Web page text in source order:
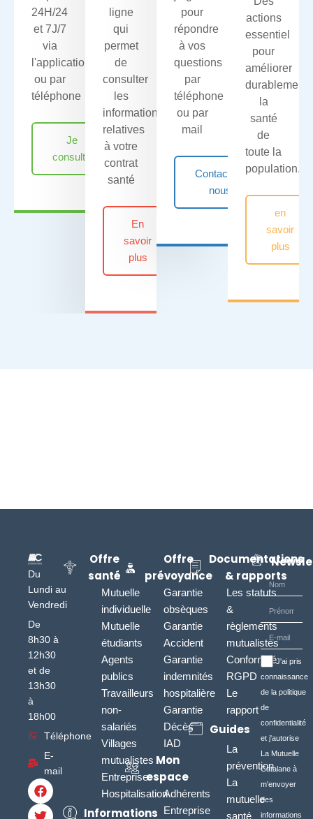
24H/24
et 7J/7
via
l'application
ou par
téléphone
Je
consulte
ligne
qui
permet
de
consulter
les
informations
relatives
à votre
contrat
santé
En
savoir
plus
pour
répondre
à vos
questions
par
téléphone
ou par
mail
Contactez-
nous
actions
essentiel
pour
améliorer
durablement
la
santé
de
toute la
population.
en
savoir
plus
Du
Lundi au
Vendredi
De
8h30 à
12h30
et de
13h30
à
18h00
Téléphone
E-
mail
Offre
santé
Mutuelle
individuelle
Mutuelle
étudiants
Agents
publics
Travailleurs
non-
salariés
Villages
mutualistes
Entreprise
Hospitalisation
Informations
Offre
prévoyance
Garantie
obsèques
Garantie
Accident
Garantie
indemnités
hospitalière
Garantie
Décès
IAD
Mon
espace
Adhérents
Entreprise
Documentations
& rapports
Les statuts
&
règlements
mutualistes
Conformité
RGPD
Le
rapport
Guides
La
prévention
La
mutuelle
santé
J'ai pris
connaissance
de la politique
de
confidentialité
et j'autorise
La Mutuelle
Catalane à
m'envoyer
des
informations